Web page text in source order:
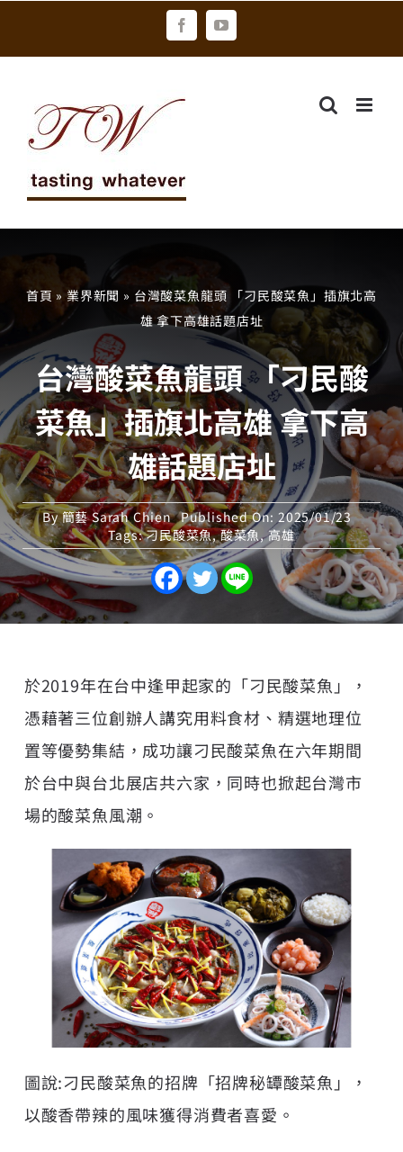
FacebookYouTube
首頁 » 業界新聞 » 台灣酸菜魚龍頭 「刁民酸菜魚」插旗北高
雄 拿下高雄話題店址
台灣酸菜魚龍頭 「刁民酸
菜魚」插旗北高雄 拿下高
雄話題店址
By簡藝 Sarah Chien Published On: 2025/01/23
Tags:刁民酸菜魚,酸菜魚,高雄
於2019年在台中逢甲起家的「刁民酸菜魚」，
憑藉著三位創辦人講究用料食材、精選地理位
置等優勢集結，成功讓刁民酸菜魚在六年期間
於台中與台北展店共六家，同時也掀起台灣市
場的酸菜魚風潮。
圖說:刁民酸菜魚的招牌「招牌秘罈酸菜魚」，
以酸香帶辣的風味獲得消費者喜愛。